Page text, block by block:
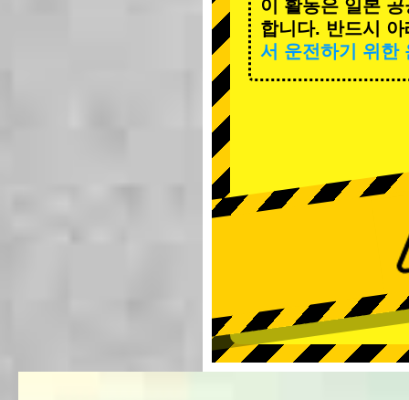
이 활동은 일본
합니다. 반드시
서 운전하기 위한